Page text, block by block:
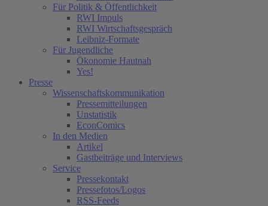
Für Politik & Öffentlichkeit
RWI Impuls
RWI Wirtschaftsgespräch
Leibniz-Formate
Für Jugendliche
Ökonomie Hautnah
Yes!
Presse
Wissenschaftskommunikation
Pressemitteilungen
Unstatistik
EconComics
In den Medien
Artikel
Gastbeiträge und Interviews
Service
Pressekontakt
Pressefotos/Logos
RSS-Feeds